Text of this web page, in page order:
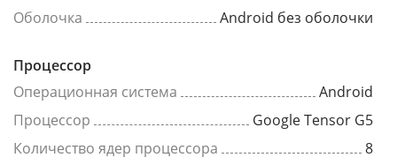
Оболочка
Android без оболочки
Процессор
Операционная система
Android
Процессор
Google Tensor G5
Количество ядер процессора
8